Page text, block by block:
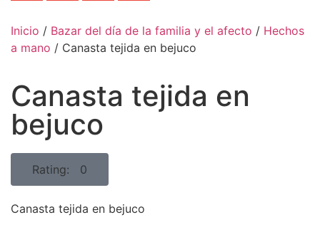
Inicio / Bazar del día de la familia y el afecto / Hechos
a mano / Canasta tejida en bejuco
Canasta tejida en
bejuco
Rating: 0
Canasta tejida en bejuco